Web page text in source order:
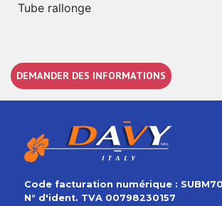
Tube rallonge
DEMANDER DES INFORMATIONS
Code facturation numérique :
N° d'ident. TVA 00798230157